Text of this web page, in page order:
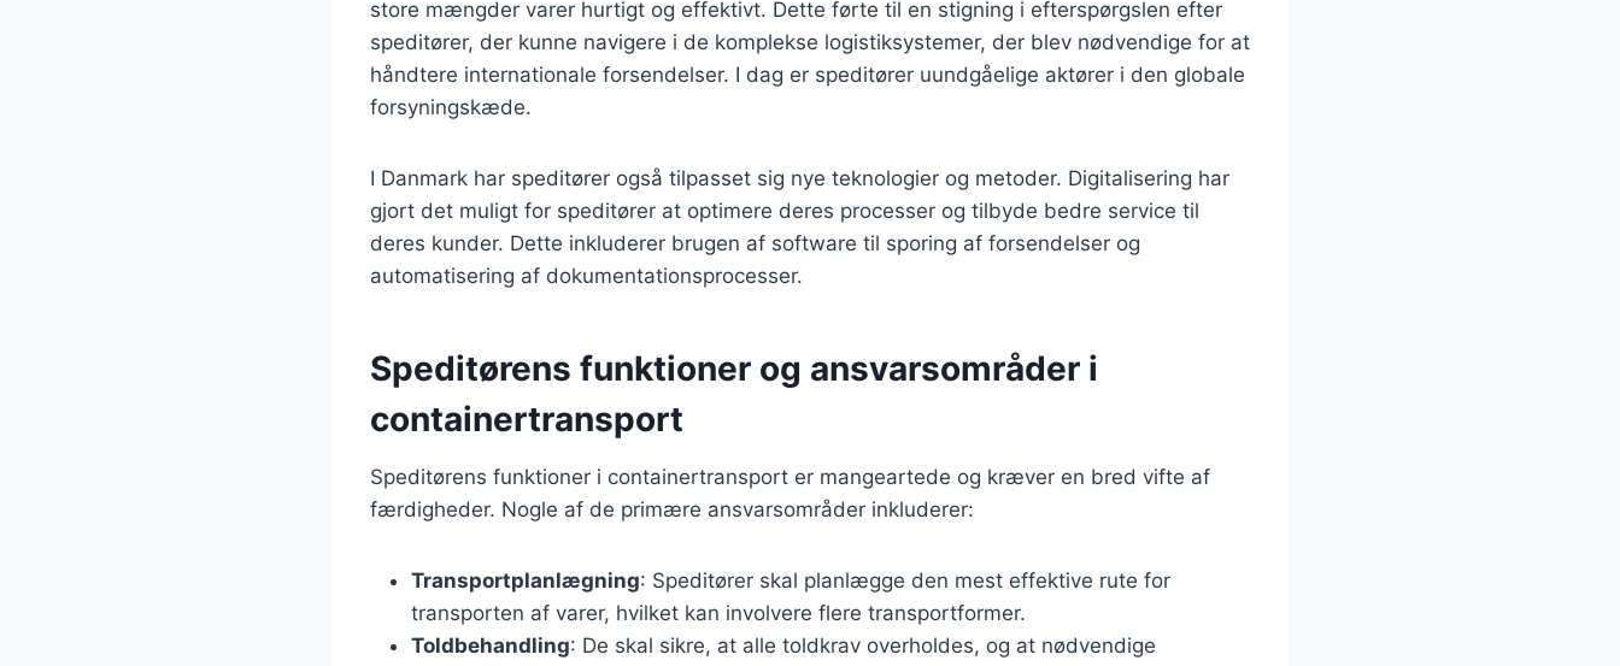
store mængder varer hurtigt og effektivt. Dette førte til en stigning i efterspørgslen efter
speditører, der kunne navigere i de komplekse logistiksystemer, der blev nødvendige for at
håndtere internationale forsendelser. I dag er speditører uundgåelige aktører i den globale
forsyningskæde.
I Danmark har speditører også tilpasset sig nye teknologier og metoder. Digitalisering har
gjort det muligt for speditører at optimere deres processer og tilbyde bedre service til
deres kunder. Dette inkluderer brugen af software til sporing af forsendelser og
automatisering af dokumentationsprocesser.
Speditørens funktioner og ansvarsområder i
containertransport
Speditørens funktioner i containertransport er mangeartede og kræver en bred vifte af
færdigheder. Nogle af de primære ansvarsområder inkluderer:
Transportplanlægning: Speditører skal planlægge den mest effektive rute for
transporten af varer, hvilket kan involvere flere transportformer.
Toldbehandling: De skal sikre, at alle toldkrav overholdes, og at nødvendige